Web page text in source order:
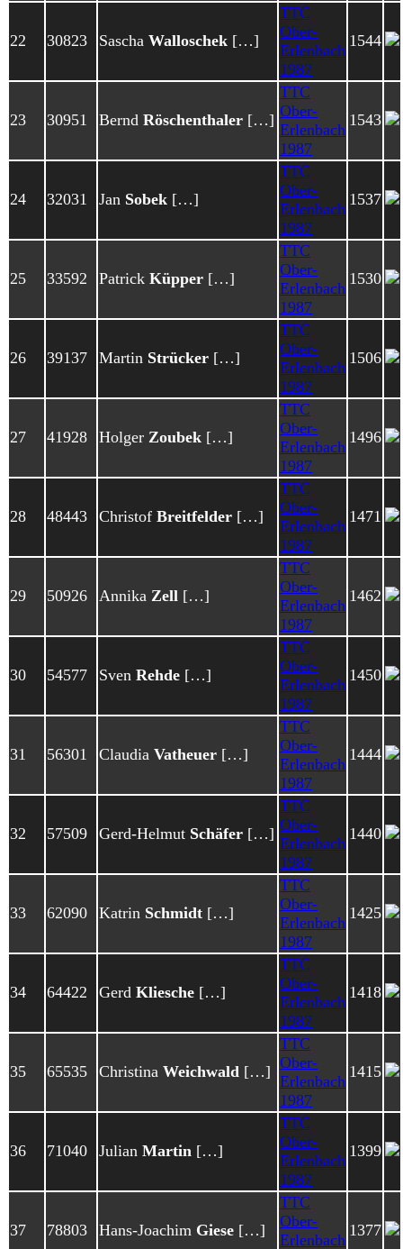
22 30823 Sascha Walloschek […]
TTC
Ober-
Erlenbach
1987
1544
23 30951 Bernd Röschenthaler […]
TTC
Ober-
Erlenbach
1987
1543
24 32031 Jan Sobek […]
TTC
Ober-
Erlenbach
1987
1537
25 33592 Patrick Küpper […]
TTC
Ober-
Erlenbach
1987
1530
26 39137 Martin Strücker […]
TTC
Ober-
Erlenbach
1987
1506
27 41928 Holger Zoubek […]
TTC
Ober-
Erlenbach
1987
1496
28 48443 Christof Breitfelder […]
TTC
Ober-
Erlenbach
1987
1471
29 50926 Annika Zell […]
TTC
Ober-
Erlenbach
1987
1462
30 54577 Sven Rehde […]
TTC
Ober-
Erlenbach
1987
1450
31 56301 Claudia Vatheuer […]
TTC
Ober-
Erlenbach
1987
1444
32 57509 Gerd-Helmut Schäfer […]
TTC
Ober-
Erlenbach
1987
1440
33 62090 Katrin Schmidt […]
TTC
Ober-
Erlenbach
1987
1425
34 64422 Gerd Kliesche […]
TTC
Ober-
Erlenbach
1987
1418
35 65535 Christina Weichwald […]
TTC
Ober-
Erlenbach
1987
1415
36 71040 Julian Martin […]
TTC
Ober-
Erlenbach
1987
1399
37 78803 Hans-Joachim Giese […]
TTC
Ober-
Erlenbach
1377